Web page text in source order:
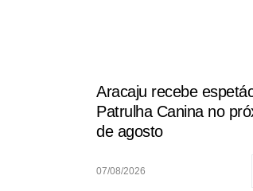
Aracaju recebe
Patrulha Canina no
de agosto
07/08/2026